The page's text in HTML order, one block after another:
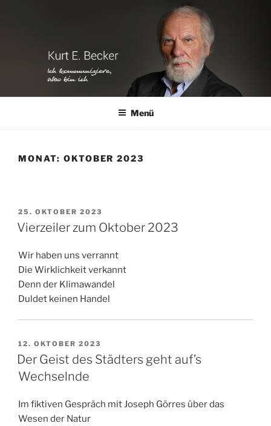
Menü
MONAT: OKTOBER 2023
VERÖFFENTLICHT
AM
25. OKTOBER 2023
Vierzeiler zum Oktober 2023
Wir haben uns verrannt
Die Wirklichkeit verkannt
Denn der Klimawandel
Duldet keinen Handel
VERÖFFENTLICHT
AM
12. OKTOBER 2023
Der Geist des Städters geht auf’s
Wechselnde
Im fiktiven Gespräch mit Joseph Görres über das
Wesen der Natur